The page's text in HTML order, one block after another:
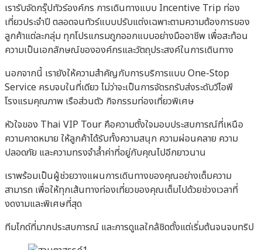
เรารับจัดกรุ๊ปทัวร์องค์กร การเดินทางแบบ Incentive Trip ท่อง
เที่ยวประจำปี ตลอดจนทัวร์แบบปรับแต่งเฉพาะตามความต้องการของ
ลูกค้าแต่ละกลุ่ม ทุกโปรแกรมถูกออกแบบอย่างมืออาชีพ เพื่อสะท้อน
ความเป็นเอกลักษณ์ขององค์กรและวัตถุประสงค์ในการเดินทาง
นอกจากนี้ เรายังให้ความสำคัญกับการบริการแบบ One-Stop
Service ครบจบในที่เดียว ไม่ว่าจะเป็นการจัดรถรับส่งระดับวีไอพี
โรงแรมคุณภาพ เรือส่วนตัว กิจกรรมท่องเที่ยวพิเศษ
หัวใจของ Thai VIP Tour คือความตั้งใจมอบประสบการณ์ที่เหนือ
ความคาดหมาย ให้ลูกค้าได้รับทั้งความสนุก ความผ่อนคลาย ความ
ปลอดภัย และความทรงจำล้ำค่าที่อยู่กับคุณไปอีกยาวนาน
เราพร้อมเป็นผู้ช่วยวางแผนการเดินทางของคุณอย่างเต็มความ
สามารถ เพื่อให้ทุกเส้นทางท่องเที่ยวของคุณเต็มไปด้วยช่วงเวลาที่
งดงามและพิเศษที่สุด
ทีมไกด์ที่มากประสบการณ์ และการดูแลใกล้ชิดตั้งแต่เริ่มต้นจนจบทริป